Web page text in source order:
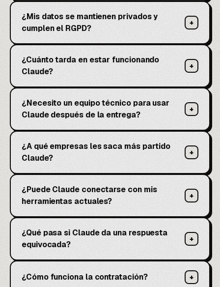
¿Mis datos se mantienen privados y
cumplen el RGPD?
+
¿Cuánto tarda en estar funcionando
Claude?
+
¿Necesito un equipo técnico para usar
Claude después de la entrega?
+
¿A qué empresas les saca más partido
Claude?
+
¿Puede Claude conectarse con mis
herramientas actuales?
+
¿Qué pasa si Claude da una respuesta
equivocada?
+
¿Cómo funciona la contratación? +